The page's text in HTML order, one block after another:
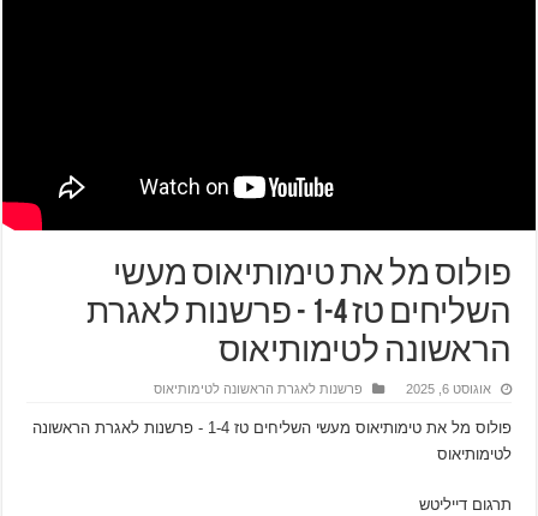
פולוס מל את טימותיאוס מעשי
השליחים טז 1-4 ‫- פרשנות לאגרת
הראשונה לטימותיאוס
אוגוסט 6, 2025 פרשנות לאגרת הראשונה לטימותיאוס
פולוס מל את טימותיאוס מעשי השליחים טז 1-4 ‫- פרשנות לאגרת הראשונה
לטימותיאוס
תרגום דייליטש